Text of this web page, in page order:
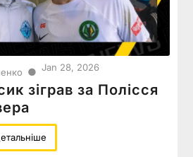
● Jan 28, 2026
зіграв за Полісся